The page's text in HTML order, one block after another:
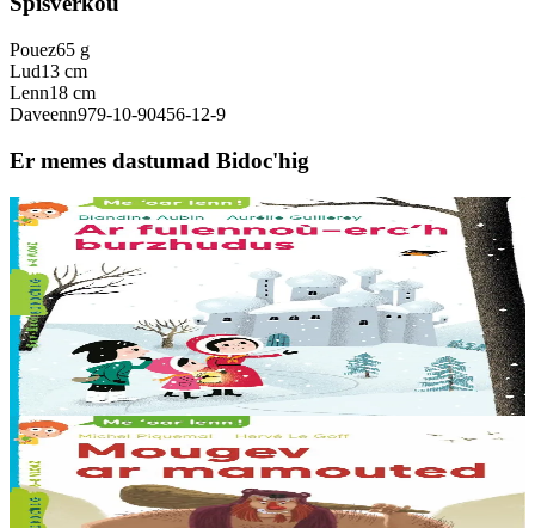
Pouez65 g
Lud13 cm
Lenn18 cm
Daveenn979-10-90456-12-9
Er memes dastumad Bidoc'hig
6 vloaz hag ouzhpenn
Sav-heol
Ar fulennoù-erc'h burzhudus
Buan-buan ! Olga, Ingrid ha Hans a rank hastañ buan ! O mamm,
Rouanez an Erc’h, he deus goulennet diganto mont da gas un
arc’hig prizius da… Dadig an Nedeleg....
Er stok
7,00 €
6 vloaz hag ouzhpenn
Sav-heol
Mougev ar mamouted